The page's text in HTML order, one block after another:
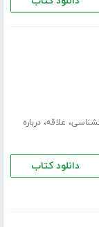
، علاقه،درباره
دانلود کتاب